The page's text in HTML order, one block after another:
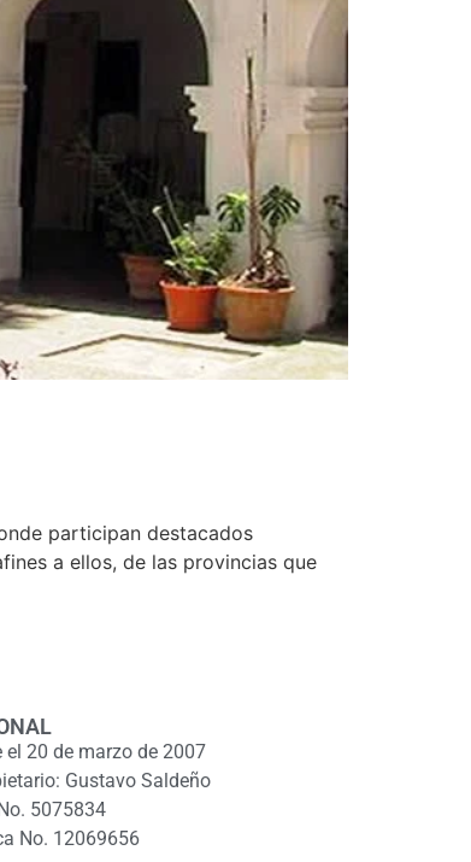
participan destacados
a ellos, de las provincias que
el 20 de marzo de 2007
Gustavo Saldeño
5075834
No. 12069656